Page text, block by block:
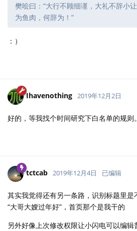
樊哙曰：“大行不顾细谨，大礼不辞小
为鱼肉，何辞为！”
：）
Ihavenothing 2019年12月2日
好的，等我找个时间研究下白名单的规则。
tctcab 2019年12月4日 已编辑
其实我觉得还有另一条路，识别标题里
“大哥大嫂过年好”，首页那个是我干的
另外好像上次修改权限让小闪电可以编